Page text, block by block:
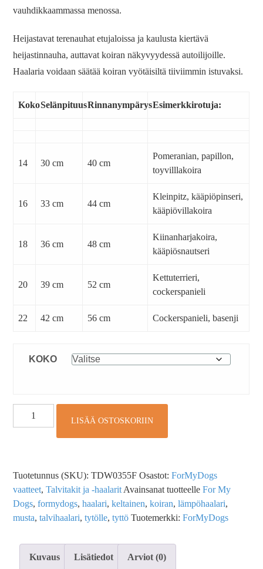
vauhdikkaammassa menossa.
Heijastavat terenauhat etujaloissa ja kaulusta kiertävä
heijastinnauha, auttavat koiran näkyvyydessä autoilijoille.
Haalaria voidaan säätää koiran vyötäisiltä tiiviimmin istuvaksi.
KokoSelänpituusRinnanympärysEsimerkkirotuja:
14 30 cm 40 cm
Pomeranian, papillon,
toyvilllakoira
16 33 cm 44 cm
Kleinpitz, kääpiöpinseri,
kääpiövillakoira
18 36 cm 48 cm
Kiinanharjakoira,
kääpiösnautseri
20 39 cm 52 cm
Kettuterrieri,
cockerspanieli
22 42 cm 56 cm Cockerspanieli, basenji
KOKO
LISÄÄ OSTOSKORIIN
Tuotetunnus (SKU):TDW0355F Osastot:ForMyDogs
vaatteet,Talvitakit ja -haalarit Avainsanat tuotteelleFor My
Dogs,formydogs,haalari,keltainen,koiran,lämpöhaalari,
musta,talvihaalari,tytölle,tyttö Tuotemerkki:ForMyDogs
Kuvaus Lisätiedot Arviot (0)